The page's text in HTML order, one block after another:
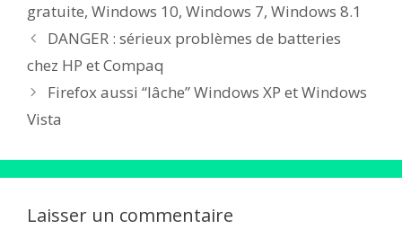
gratuite, Windows 10, Windows 7, Windows 8.1
DANGER : sérieux problèmes de batteries
chez HP et Compaq
Firefox aussi “lâche” Windows XP et Windows
Vista
Laisser un commentaire